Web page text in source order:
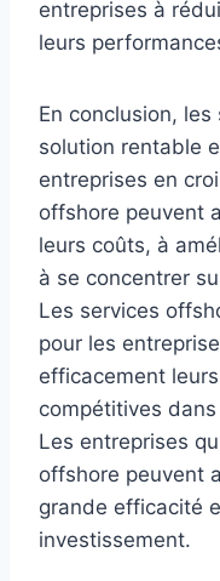
entreprises à
leurs
En conclusion,
solution rentable
entreprises en
offshore peuvent
leurs coûts, à
à se concentrer
Les services
pour les
efficacement
compétitives
Les entreprises
offshore peuvent
grande efficacité
investissement.